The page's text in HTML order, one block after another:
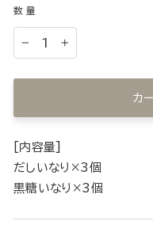
数量
カ
[内容量]
だしいなり×3個
黒糖いなり×3個